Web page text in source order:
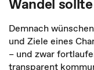
Demnach
und Ziele eines
– und zwar
transparent